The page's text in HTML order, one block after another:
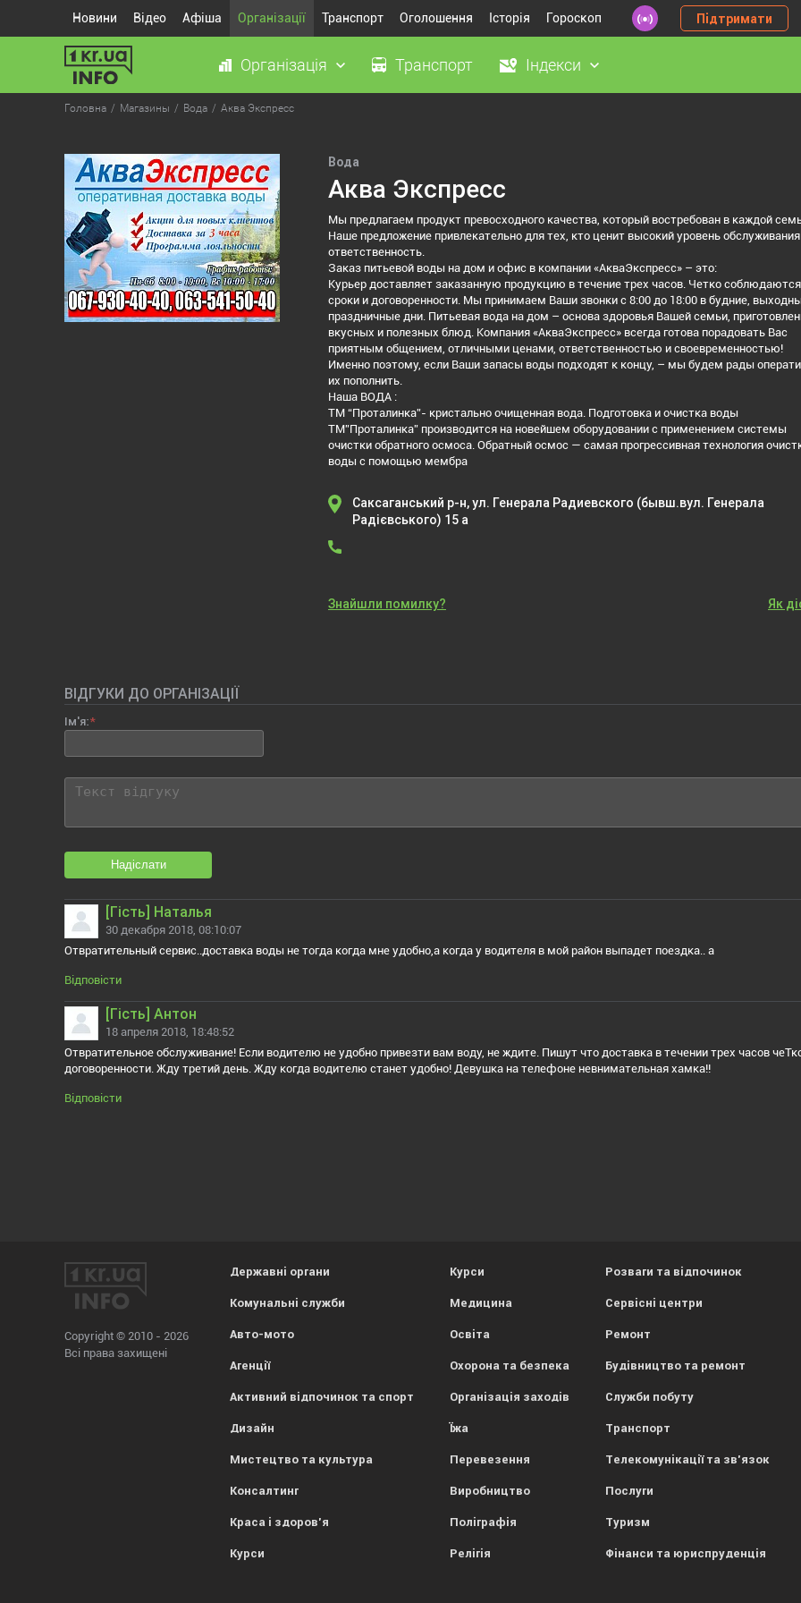
Новини Відео Афіша Організації Транспорт Оголошення Історія Гороскоп Підтримати
Організація Транспорт Індекси
Головна Магазины Вода Аква Экспресс
Вода
Аква Экспресс
Мы предлагаем продукт превосходного качества, который востребован в каждой
Наше предложение привлекательно для тех, кто ценит высокий уровень
ответственность.
Заказ питьевой воды на дом и офис в компании «АкваЭкспресс» – это:
Курьер доставляет заказанную продукцию в течение трех часов. Четко
сроки и договоренности. Мы принимаем Ваши звонки с 8:00 до 18:00 в будние,
праздничные дни. Питьевая вода на дом – основа здоровья Вашей семьи,
вкусных и полезных блюд. Компания «АкваЭкспресс» всегда готова порадовать Вас
приятным общением, отличными ценами, ответственностью и своевременностью!
Именно поэтому, если Ваши запасы воды подходят к концу, – мы будем рады
их пополнить.
Наша ВОДА :
ТМ “Проталинка”- кристально очищенная вода. Подготовка и очистка воды
ТМ”Проталинка” производится на новейшем оборудовании с применением системы
очистки обратного осмоса. Обратный осмос — самая прогрессивная технология
воды с помощью мембра
Саксаганський р-н, ул. Генерала Радиевского (бывш.вул. Генерала
Радієвського) 15 а
Знайшли помилку? Як
ВІДГУКИ ДО ОРГАНІЗАЦІЇ
Ім'я:
Надіслати
[Гiсть] Наталья
30 декабря 2018, 08:10:07
Отвратительный сервис..доставка воды не тогда когда мне удобно,а когда у водителя в мой район выпадет поездка.. а
Відповісти
[Гiсть] Антон
18 апреля 2018, 18:48:52
Отвратительное обслуживание! Если водителю не удобно привезти вам воду, не ждите. Пишут что доставка в течении трех часов
договоренности. Жду третий день. Жду когда водителю станет удобно! Девушка на телефоне невнимательная хамка!!
Відповісти
Copyright © 2010 - 2026
Всі права захищені
Державні органи
Комунальні служби
Авто-мото
Агенції
Активний відпочинок та спорт
Дизайн
Мистецтво та культура
Консалтинг
Краса і здоров'я
Курси
Курси
Медицина
Освіта
Охорона та безпека
Організація заходів
Їжа
Перевезення
Виробництво
Поліграфія
Релігія
Розваги та відпочинок
Сервісні центри
Ремонт
Будівництво та ремонт
Служби побуту
Транспорт
Телекомунікації та зв'язок
Послуги
Туризм
Фінанси та юриспруденція